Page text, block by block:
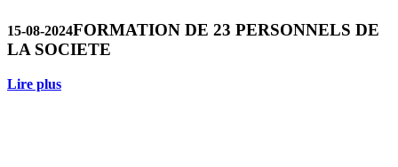
15-08-2024FORMATION DE 23 PERSONNELS DE
LA SOCIETE
Lire plus